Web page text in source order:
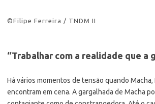
©Filipe Ferreira / TNDM II
“Trabalhar com a realidade que a
Há vários momentos de tensão quando Macha,
encontram em cena. A gargalhada de Macha